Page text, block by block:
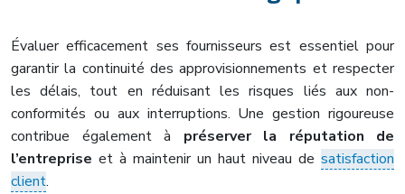
Évaluer efficacement ses fournisseurs est essentiel pour
garantir la continuité des approvisionnements et respecter
les délais, tout en réduisant les risques liés aux non-
conformités ou aux interruptions. Une gestion rigoureuse
contribue également à préserver la réputation de
l’entreprise et à maintenir un haut niveau de satisfaction
client.